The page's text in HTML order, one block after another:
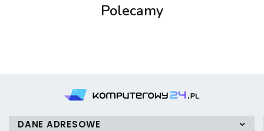
Polecamy
DANE ADRESOWE